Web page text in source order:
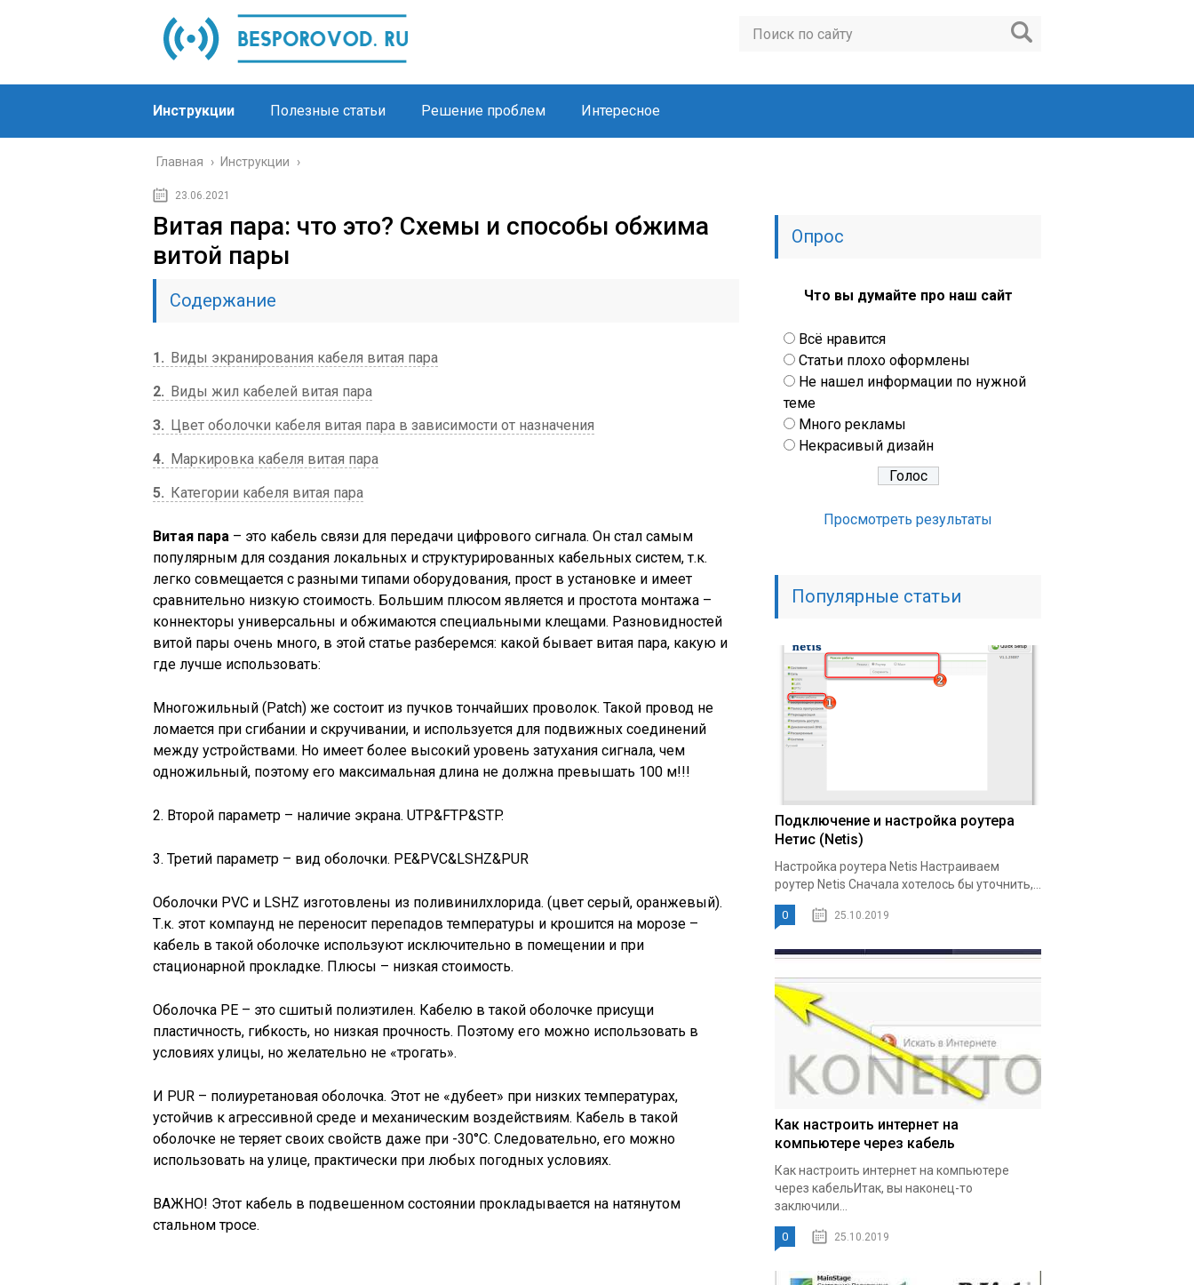
Инструкции Полезные статьи Решение проблем Интересное
Главная › Инструкции ›
23.06.2021
Витая пара: что это? Схемы и способы обжима
витой пары
Содержание
1
Виды экранирования кабеля витая пара
2
Виды жил кабелей витая пара
3
Цвет оболочки кабеля витая пара в зависимости от назначения
4
Маркировка кабеля витая пара
5
Категории кабеля витая пара
Витая пара – это кабель связи для передачи цифрового сигнала. Он стал самым
популярным для создания локальных и структурированных кабельных систем, т.к.
легко совмещается с разными типами оборудования, прост в установке и имеет
сравнительно низкую стоимость. Большим плюсом является и простота монтажа –
коннекторы универсальны и обжимаются специальными клещами. Разновидностей
витой пары очень много, в этой статье разберемся: какой бывает витая пара, какую и
где лучше использовать:
Многожильный (Patch) же состоит из пучков тончайших проволок. Такой провод не
ломается при сгибании и скручивании, и используется для подвижных соединений
между устройствами. Но имеет более высокий уровень затухания сигнала, чем
одножильный, поэтому его максимальная длина не должна превышать 100 м!!!
2. Второй параметр – наличие экрана. UTP&FTP&STP.
3. Третий параметр – вид оболочки. PE&PVC&LSHZ&PUR
Оболочки PVC и LSHZ изготовлены из поливинилхлорида. (цвет серый, оранжевый).
Т.к. этот компаунд не переносит перепадов температуры и крошится на морозе –
кабель в такой оболочке используют исключительно в помещении и при
стационарной прокладке. Плюсы – низкая стоимость.
Оболочка PE – это сшитый полиэтилен. Кабелю в такой оболочке присущи
пластичность, гибкость, но низкая прочность. Поэтому его можно использовать в
условиях улицы, но желательно не «трогать».
И PUR – полиуретановая оболочка. Этот не «дубеет» при низких температурах,
устойчив к агрессивной среде и механическим воздействиям. Кабель в такой
оболочке не теряет своих свойств даже при -30°С. Следовательно, его можно
использовать на улице, практически при любых погодных условиях.
ВАЖНО! Этот кабель в подвешенном состоянии прокладывается на натянутом
стальном тросе.
Опрос
Что вы думайте про наш сайт
Всё нравится
Статьи плохо оформлены
Не нашел информации по нужной
теме
Много рекламы
Некрасивый дизайн
Просмотреть результаты
Популярные статьи
Подключение и настройка роутера
Нетис (Netis)
Настройка роутера Netis Настраиваем
роутер Netis Сначала хотелось бы уточнить,...
0 25.10.2019
Как настроить интернет на
компьютере через кабель
Как настроить интернет на компьютере
через кабельИтак, вы наконец-то
заключили...
0 25.10.2019